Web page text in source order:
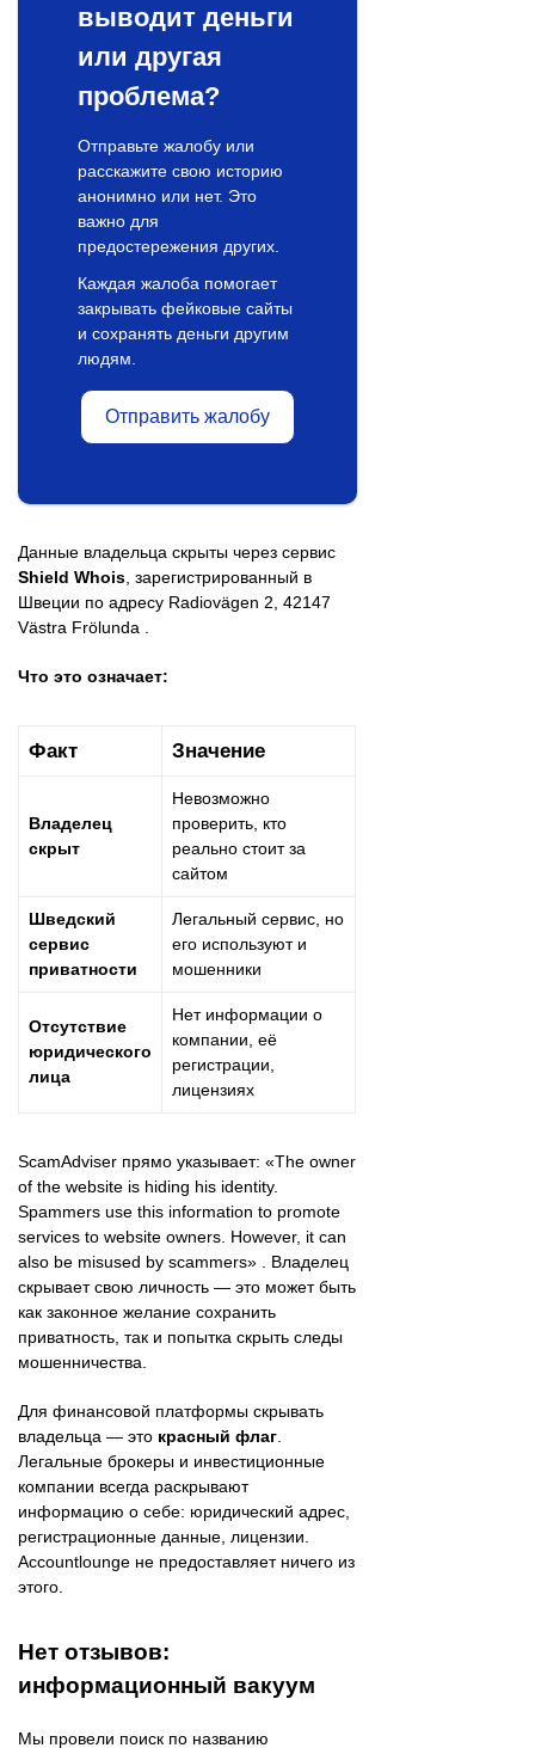
выводит деньги
или другая
проблема?
Отправьте жалобу или
расскажите свою историю
анонимно или нет. Это
важно для
предостережения других.
Каждая жалоба помогает
закрывать фейковые сайты
и сохранять деньги другим
людям.
Отправить жалобу
Данные владельца скрыты через сервис
Shield Whois , зарегистрированный в
Швеции по адресу Radiovägen 2, 42147
Västra Frölunda .
Что это означает:
Факт Значение
Владелец
скрыт
Невозможно
проверить, кто
реально стоит за
сайтом
Шведский
сервис
приватности
Легальный сервис, но
его используют и
мошенники
Отсутствие
юридического
лица
Нет информации о
компании, её
регистрации,
лицензиях
ScamAdviser прямо указывает: «The owner
of the website is hiding his identity.
Spammers use this information to promote
services to website owners. However, it can
also be misused by scammers» . Владелец
скрывает свою личность — это может быть
как законное желание сохранить
приватность, так и попытка скрыть следы
мошенничества.
Для финансовой платформы скрывать
владельца — это красный флаг
Легальные брокеры и инвестиционные
компании всегда раскрывают
информацию о себе: юридический адрес,
регистрационные данные, лицензии.
Accountlounge не предоставляет ничего из
этого.
Нет отзывов:
информационный вакуум
Мы провели поиск по названию